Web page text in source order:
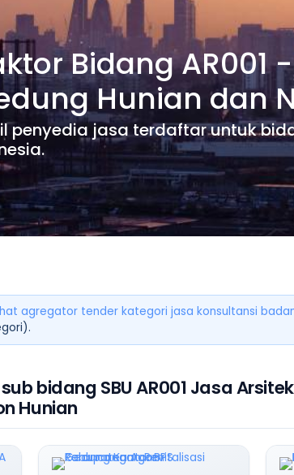
Bidang AR001
Hunian dan
penyedia jasa terdaftar untuk
agregator tender kategori jasa konsultansi
bidang SBU AR001 Jasa
Hunian